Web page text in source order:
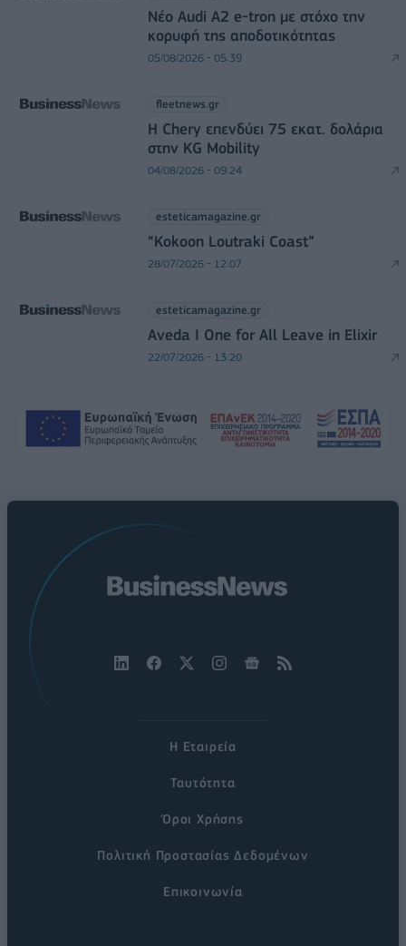
Νέο Audi A2 e-tron με στόχο την
κορυφή της αποδοτικότητας
05/08/2026 - 05:39
fleetnews.gr
Η Chery επενδύει 75 εκατ. δολάρια
στην KG Mobility
04/08/2026 - 09:24
esteticamagazine.gr
“Kokoon Loutraki Coast”
28/07/2026 - 12:07
esteticamagazine.gr
Aveda I One for All Leave in Elixir
22/07/2026 - 13:20
Η Εταιρεία
Ταυτότητα
Όροι Χρήσης
Πολιτική Προστασίας Δεδομένων
Επικοινωνία